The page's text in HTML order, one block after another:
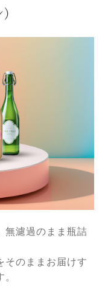
無濾過のまま瓶詰
そのままお届けす